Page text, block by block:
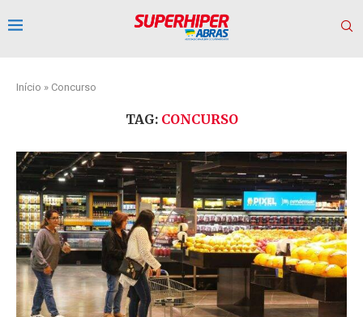
Início » Concurso
TAG: CONCURSO